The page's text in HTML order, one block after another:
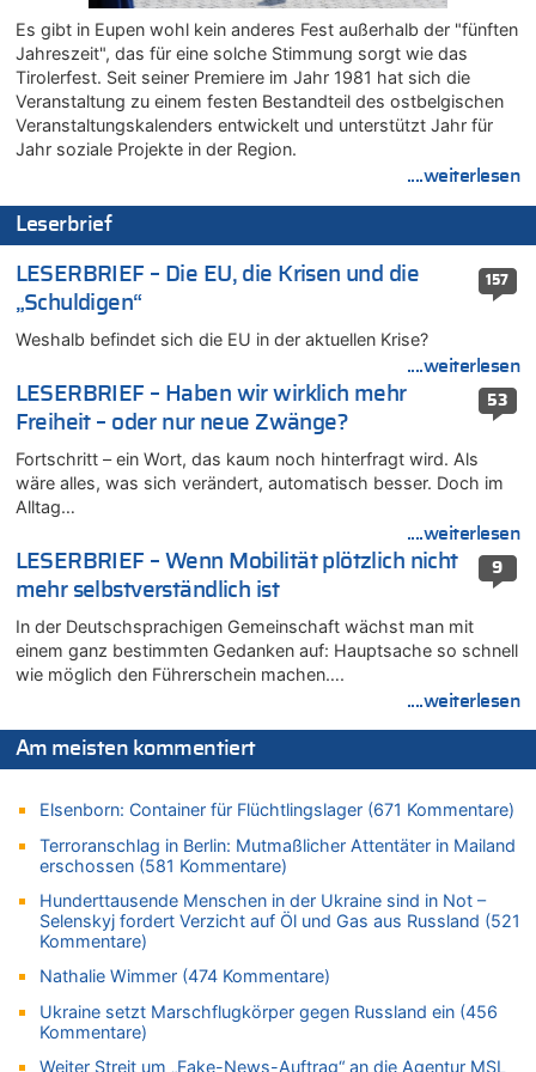
07.08.2026 - 13:20 von JoKrings zu
In Belgien missachten zwei von drei Autofahrern das
Tempolimit in 30er-Zonen – Untersuchung von Vias
07.08.2026 - 13:04 von Kein Raser zu
In Belgien missachten zwei von drei Autofahrern das
Tempolimit in 30er-Zonen – Untersuchung von Vias
In Belgien missachten zwei von drei Autofahrern das
Tempolimit in 30er-Zonen – Untersuchung von Vias
Zweite Hitzewelle in diesem Sommer ist jetzt amtlich
07.08.2026 - 12:31 von Fassungslos zu
In Belgien missachten zwei von drei Autofahrern das
Tempolimit in 30er-Zonen – Untersuchung von Vias
07.08.2026 - 11:31 von Zuhörer zu
In Belgien missachten zwei von drei Autofahrern das
07.08.2026 - 11:23 von Dax zu
In Belgien missachten zwei von drei Autofahrern das
07.08.2026 - 11:20 von JoKrings zu
In Belgien missachten zwei von drei Autofahrern das
07.08.2026 - 11:15 von Dax zu
Wie kam es zur Ceuta-Krise?
07.08.2026 - 10:29 von Soso zu
Belgien setzt bei Reit-WM auf starke Springreiter
In Belgien missachten zwei von drei Autofahrern das
Tempolimit in 30er-Zonen – Untersuchung von Vias
07.08.2026 - 10:05 von Ostbelgien Direkt zu
Soll Belgien Tempolimit auf Autobahnen erhöhen? – In
In Belgien missachten zwei von drei Autofahrern das
Tempolimit in 30er-Zonen – Untersuchung von Vias
Es gibt in Eupen wohl kein anderes Fest außerhalb der "fünften
Jahreszeit", das für eine solche Stimmung sorgt wie das
Tirolerfest. Seit seiner Premiere im Jahr 1981 hat sich die
Veranstaltung zu einem festen Bestandteil des ostbelgischen
Veranstaltungskalenders entwickelt und unterstützt Jahr für
Jahr soziale Projekte in der Region.
....weiterlesen
Leserbrief
157
LESERBRIEF – Die EU, die Krisen und die
„Schuldigen“
Weshalb befindet sich die EU in der aktuellen Krise?
....weiterlesen
53
LESERBRIEF – Haben wir wirklich mehr
Freiheit – oder nur neue Zwänge?
Fortschritt – ein Wort, das kaum noch hinterfragt wird. Als
wäre alles, was sich verändert, automatisch besser. Doch im
Alltag…
....weiterlesen
9
LESERBRIEF – Wenn Mobilität plötzlich nicht
mehr selbstverständlich ist
In der Deutschsprachigen Gemeinschaft wächst man mit
einem ganz bestimmten Gedanken auf: Hauptsache so schnell
wie möglich den Führerschein machen….
....weiterlesen
Am meisten kommentiert
Elsenborn: Container für Flüchtlingslager (671 Kommentare)
Terroranschlag in Berlin: Mutmaßlicher Attentäter in Mailand
erschossen (581 Kommentare)
Hunderttausende Menschen in der Ukraine sind in Not –
Selenskyj fordert Verzicht auf Öl und Gas aus Russland (521
Kommentare)
Nathalie Wimmer (474 Kommentare)
Ukraine setzt Marschflugkörper gegen Russland ein (456
Kommentare)
Weiter Streit um „Fake-News-Auftrag“ an die Agentur MSL